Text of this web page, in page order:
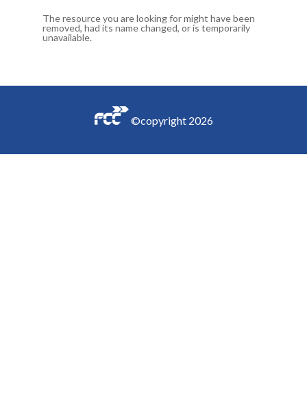
The resource you are looking for might have been
removed, had its name changed, or is temporarily
unavailable.
©copyright 2026